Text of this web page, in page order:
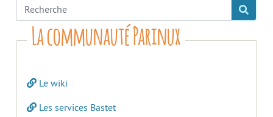
La communauté Parinux
Le wiki
Les services Bastet